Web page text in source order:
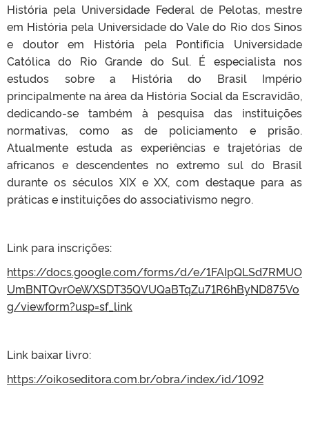
História pela Universidade Federal de Pelotas, mestre
em História pela Universidade do Vale do Rio dos Sinos
e doutor em História pela Pontifícia Universidade
Católica do Rio Grande do Sul. É especialista nos
estudos sobre a História do Brasil Império
principalmente na área da História Social da Escravidão,
dedicando-se também à pesquisa das instituições
normativas, como as de policiamento e prisão.
Atualmente estuda as experiências e trajetórias de
africanos e descendentes no extremo sul do Brasil
durante os séculos XIX e XX, com destaque para as
práticas e instituições do associativismo negro.
Link para inscrições:
https://docs.google.com/forms/d/e/1FAIpQLSd7RMUO
UmBNTQvrOeWXSDT35QVUQaBTqZu71R6hByND875Vo
g/viewform?usp=sf_link
Link baixar livro:
https://oikoseditora.com.br/obra/index/id/1092